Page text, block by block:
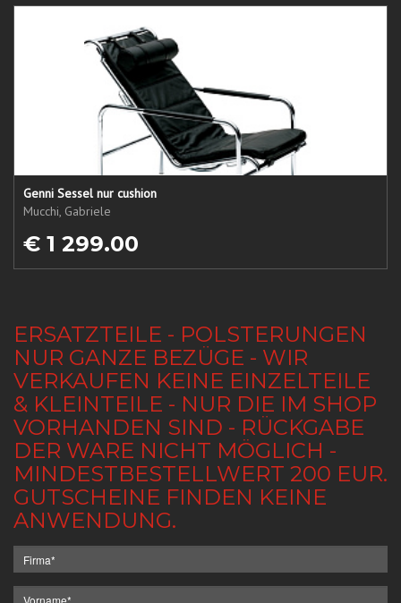
Genni Sessel nur cushion
Mucchi, Gabriele
€ 1 299.00
ERSATZTEILE - POLSTERUNGEN
NUR GANZE BEZÜGE - WIR
VERKAUFEN KEINE EINZELTEILE
& KLEINTEILE - NUR DIE IM SHOP
VORHANDEN SIND - RÜCKGABE
DER WARE NICHT MÖGLICH -
MINDESTBESTELLWERT 200 EUR.
GUTSCHEINE FINDEN KEINE
ANWENDUNG.